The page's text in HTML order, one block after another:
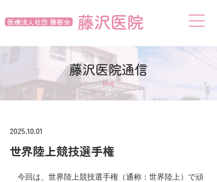
医療法人社団 藤樹会 藤沢医院
藤沢医院通信
Blog
2025.10.01
世界陸上競技選手権
今回は、世界陸上競技選手権（通称：世界陸上）で頑